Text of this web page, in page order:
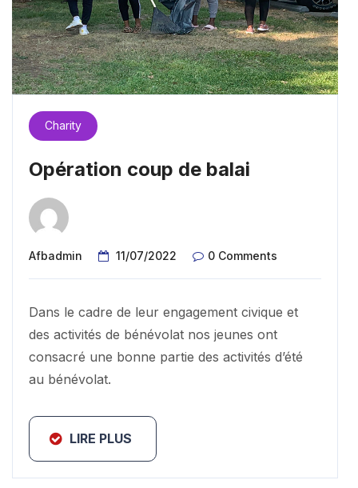
Charity
Opération coup de balai
Afbadmin 11/07/2022 0 Comments
Dans le cadre de leur engagement civique et
des activités de bénévolat nos jeunes ont
consacré une bonne partie des activités d’été
au bénévolat.
LIRE PLUS